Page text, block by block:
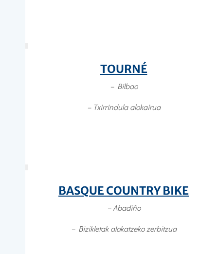
TOURNÉ
– Bilbao
– Txirrindula alokairua
BASQUE COUNTRY BIKE
– Abadiño
– Bizikletak alokatzeko zerbitzua